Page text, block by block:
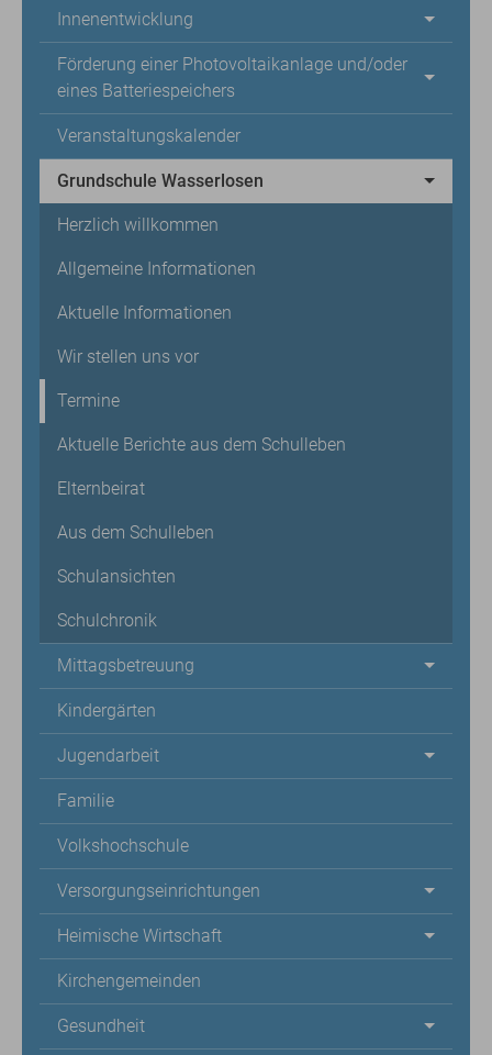
Innenentwicklung
Förderung einer Photovoltaikanlage und/oder
eines Batteriespeichers
Veranstaltungskalender
Grundschule Wasserlosen
Herzlich willkommen
Allgemeine Informationen
Aktuelle Informationen
Wir stellen uns vor
Termine
Aktuelle Berichte aus dem Schulleben
Elternbeirat
Aus dem Schulleben
Schulansichten
Schulchronik
Mittagsbetreuung
Kindergärten
Jugendarbeit
Familie
Volkshochschule
Versorgungseinrichtungen
Heimische Wirtschaft
Kirchengemeinden
Gesundheit